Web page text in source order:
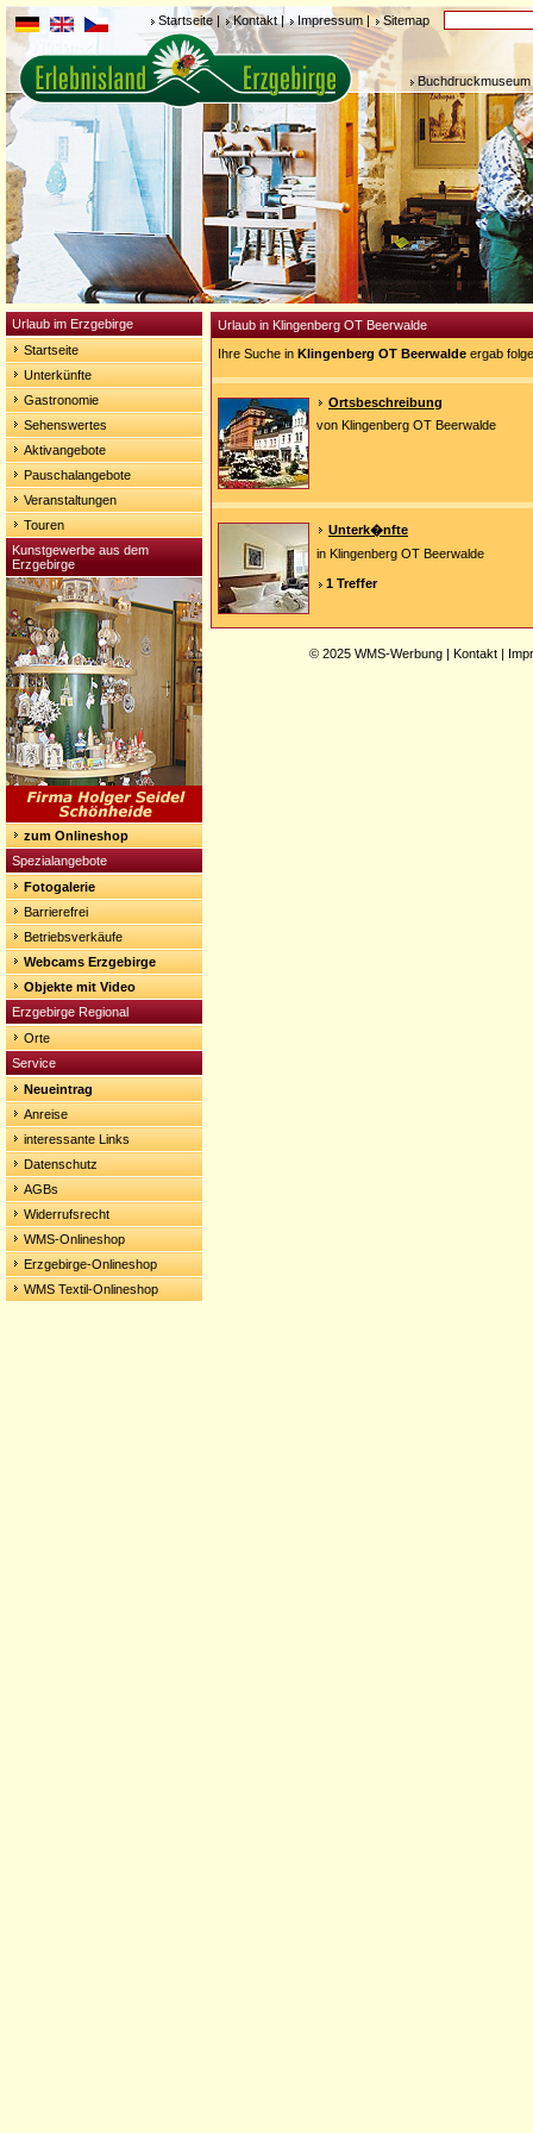
Startseite | Kontakt | Impressum | Sitemap
Urlaub im Erzgebirge
Startseite
Unterkünfte
Gastronomie
Sehenswertes
Aktivangebote
Pauschalangebote
Veranstaltungen
Touren
Kunstgewerbe aus dem
Erzgebirge
zum Onlineshop
Spezialangebote
Fotogalerie
Barrierefrei
Betriebsverkäufe
Webcams Erzgebirge
Objekte mit Video
Erzgebirge Regional
Orte
Service
Neueintrag
Anreise
interessante Links
Datenschutz
AGBs
Widerrufsrecht
WMS-Onlineshop
Erzgebirge-Onlineshop
WMS Textil-Onlineshop
Urlaub in Klingenberg OT Beerwalde
Ihre Suche in Klingenberg OT Beerwalde ergab
Ortsbeschreibung
von Klingenberg OT Beerwalde
Unterk�nfte
in Klingenberg OT Beerwalde
1 Treffer
© 2025 WMS-Werbung | Kontakt |